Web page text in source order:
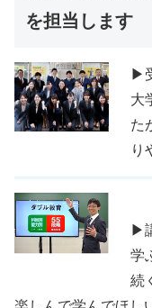
を担当します
▶
大
た
り
▶
学
続